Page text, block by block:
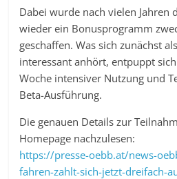
Dabei wurde nach vielen Jahren
wieder ein Bonusprogramm
geschaffen. Was sich zunächst
interessant anhört, entpuppt
Woche intensiver Nutzung und
Beta-Ausführung.
Die genauen Details zur
Homepage nachzulesen:
https://presse-oebb.at/news-
fahren-zahlt-sich-jetzt-dreifach-